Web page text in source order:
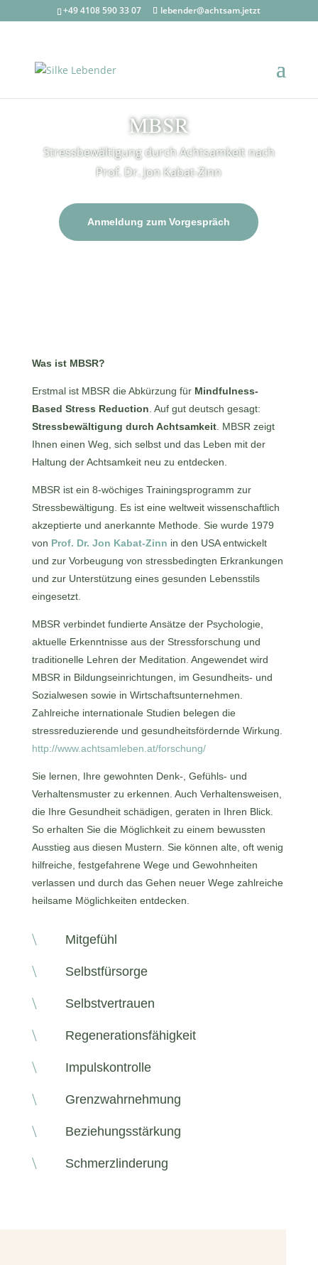
+49 4108 590 33 07 lebender@achtsam.jetzt
MBSR
Stressbewältigung durch Achtsamkeit nach
Prof. Dr. Jon Kabat-Zinn
Anmeldung zum Vorgespräch
Was ist MBSR?
Erstmal ist MBSR die Abkürzung für Mindfulness-
Based Stress Reduction . Auf gut deutsch gesagt:
Stressbewältigung durch Achtsamkeit. MBSR zeigt
Ihnen einen Weg, sich selbst und das Leben mit der
Haltung der Achtsamkeit neu zu entdecken.
MBSR ist ein 8-wöchiges Trainingsprogramm zur
Stressbewältigung. Es ist eine weltweit wissenschaftlich
akzeptierte und anerkannte Methode. Sie wurde 1979
von Prof. Dr. Jon Kabat-Zinn in den USA entwickelt
und zur Vorbeugung von stressbedingten Erkrankungen
und zur Unterstützung eines gesunden Lebensstils
eingesetzt.
MBSR verbindet fundierte Ansätze der Psychologie,
aktuelle Erkenntnisse aus der Stressforschung und
traditionelle Lehren der Meditation. Angewendet wird
MBSR in Bildungseinrichtungen, im Gesundheits- und
Sozialwesen sowie in Wirtschaftsunternehmen.
Zahlreiche internationale Studien belegen die
stressreduzierende und gesundheitsfördernde Wirkung.
http://www.achtsamleben.at/forschung/
Sie lernen, Ihre gewohnten Denk-, Gefühls- und
Verhaltensmuster zu erkennen. Auch Verhaltensweisen,
die Ihre Gesundheit schädigen, geraten in Ihren Blick.
So erhalten Sie die Möglichkeit zu einem bewussten
Ausstieg aus diesen Mustern. Sie können alte, oft wenig
hilfreiche, festgefahrene Wege und Gewohnheiten
verlassen und durch das Gehen neuer Wege zahlreiche
heilsame Möglichkeiten entdecken.
\ Mitgefühl
\ Selbstfürsorge
\ Selbstvertrauen
\ Regenerationsfähigkeit
\ Impulskontrolle
\ Grenzwahrnehmung
\ Beziehungsstärkung
\ Schmerzlinderung